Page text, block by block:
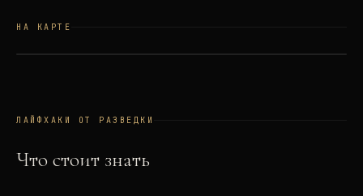
НА КАРТЕ
ЛАЙФХАКИ ОТ РАЗВЕДКИ
Что стоит знать